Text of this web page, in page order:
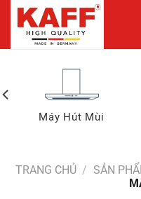
Chuyển
đến
Máy Hút Mùi
TRANG CHỦ / SẢN